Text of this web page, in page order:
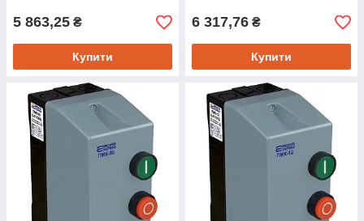
5 863,25 ₴
Купити
6 317,76 ₴
Купити